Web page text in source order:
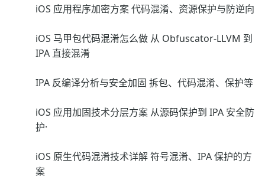
iOS 应用程序加密方案 代码混淆、资源保护与防逆向
iOS 马甲包代码混淆怎么做 从 Obfuscator-LLVM 到
IPA 直接混淆
IPA 反编译分析与安全加固 拆包、代码混淆、保护等
iOS 应用加固技术分层方案 从源码保护到 IPA 安全防
护·
iOS 原生代码混淆技术详解 符号混淆、IPA 保护的方
案